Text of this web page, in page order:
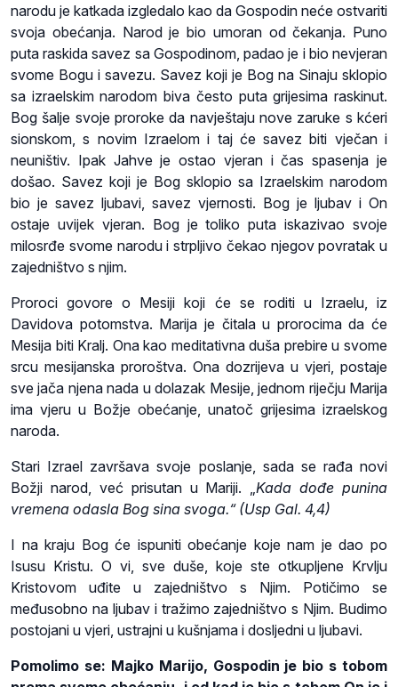
narodu je katkada izgledalo kao da Gospodin neće ostvariti
svoja obećanja. Narod je bio umoran od čekanja. Puno
puta raskida savez sa Gospodinom, padao je i bio nevjeran
svome Bogu i savezu. Savez koji je Bog na Sinaju sklopio
sa izraelskim narodom biva često puta grijesima raskinut.
Bog šalje svoje proroke da navještaju nove zaruke s kćeri
sionskom, s novim Izraelom i taj će savez biti vječan i
neuništiv. Ipak Jahve je ostao vjeran i čas spasenja je
došao. Savez koji je Bog sklopio sa Izraelskim narodom
bio je savez ljubavi, savez vjernosti. Bog je ljubav i On
ostaje uvijek vjeran. Bog je toliko puta iskazivao svoje
milosrđe svome narodu i strpljivo čekao njegov povratak u
zajedništvo s njim.
Proroci govore o Mesiji koji će se roditi u Izraelu, iz
Davidova potomstva. Marija je čitala u prorocima da će
Mesija biti Kralj. Ona kao meditativna duša prebire u svome
srcu mesijanska proroštva. Ona dozrijeva u vjeri, postaje
sve jača njena nada u dolazak Mesije, jednom riječju Marija
ima vjeru u Božje obećanje, unatoč grijesima izraelskog
naroda.
Stari Izrael završava svoje poslanje, sada se rađa novi
Božji narod, već prisutan u Mariji. „Kada dođe punina
vremena odasla Bog sina svoga.“ (Usp Gal. 4,4)
I na kraju Bog će ispuniti obećanje koje nam je dao po
Isusu Kristu. O vi, sve duše, koje ste otkupljene Krvlju
Kristovom uđite u zajedništvo s Njim. Potičimo se
međusobno na ljubav i tražimo zajedništvo s Njim. Budimo
postojani u vjeri, ustrajni u kušnjama i dosljedni u ljubavi.
Pomolimo se: Majko Marijo, Gospodin je bio s tobom